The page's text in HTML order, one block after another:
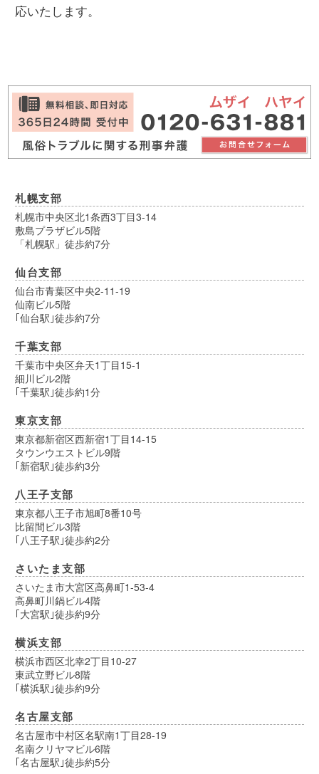
応いたします。
札幌支部
札幌市中央区北1条西3丁目3-14
敷島プラザビル5階
「札幌駅」徒歩約7分
仙台支部
仙台市青葉区中央2-11-19
仙南ビル5階
｢仙台駅｣徒歩約7分
千葉支部
千葉市中央区弁天1丁目15-1
細川ビル2階
｢千葉駅｣徒歩約1分
東京支部
東京都新宿区西新宿1丁目14-15
タウンウエストビル9階
｢新宿駅｣徒歩約3分
八王子支部
東京都八王子市旭町8番10号
比留間ビル3階
｢八王子駅｣徒歩約2分
さいたま支部
さいたま市大宮区高鼻町1-53-4
高鼻町川鍋ビル4階
｢大宮駅｣徒歩約9分
横浜支部
横浜市西区北幸2丁目10-27
東武立野ビル8階
｢横浜駅｣徒歩約9分
名古屋支部
名古屋市中村区名駅南1丁目28-19
名南クリヤマビル6階
｢名古屋駅｣徒歩約5分